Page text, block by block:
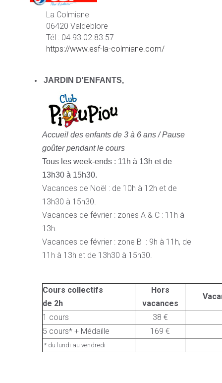
La Colmiane
06420 Valdeblore
Tél : 04.93.02.83.57
https://www.esf-la-colmiane.com/
JARDIN D'ENFANTS,
Accueil des enfants de 3 à 6 ans /Pause
goûter pendant le cours
Tous les week-ends : 11h à 13h et de
13h30 à 15h30.
Vacances de Noël : de 10h à 12h et de
13h30 à 15h30.
Vacances de février : zones A & C : 11h à
13h.
Vacances de février : zone B : 9h à 11h, de
11h à 13h et de 13h30 à 15h30.
Cours collectifs
de 2h
Hors
vacances
1 cours
38 €
5 cours* + Médaille
169 €
* du lundi au vendredi